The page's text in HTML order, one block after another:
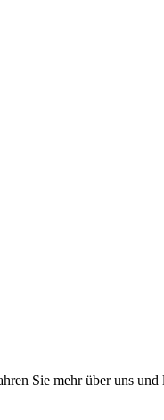
Sie mehr über uns und